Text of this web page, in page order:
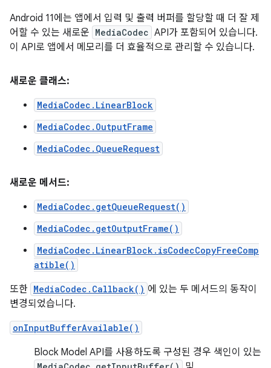
Android 11에는 앱에서 입력 및 출력 버퍼를 할당할 때 더 잘 제
어할 수 있는 새로운 MediaCodec API가 포함되어 있습니다.
이 API로 앱에서 메모리를 더 효율적으로 관리할 수 있습니다.
새로운 클래스:
MediaCodec.LinearBlock
MediaCodec.OutputFrame
MediaCodec.QueueRequest
새로운 메서드:
MediaCodec.getQueueRequest()
MediaCodec.getOutputFrame()
MediaCodec.LinearBlock.isCodecCopyFreeComp
atible()
또한 MediaCodec.Callback() 에 있는 두 메서드의 동작이
변경되었습니다.
onInputBufferAvailable()
Block Model API를 사용하도록 구성된 경우 색인이 있는